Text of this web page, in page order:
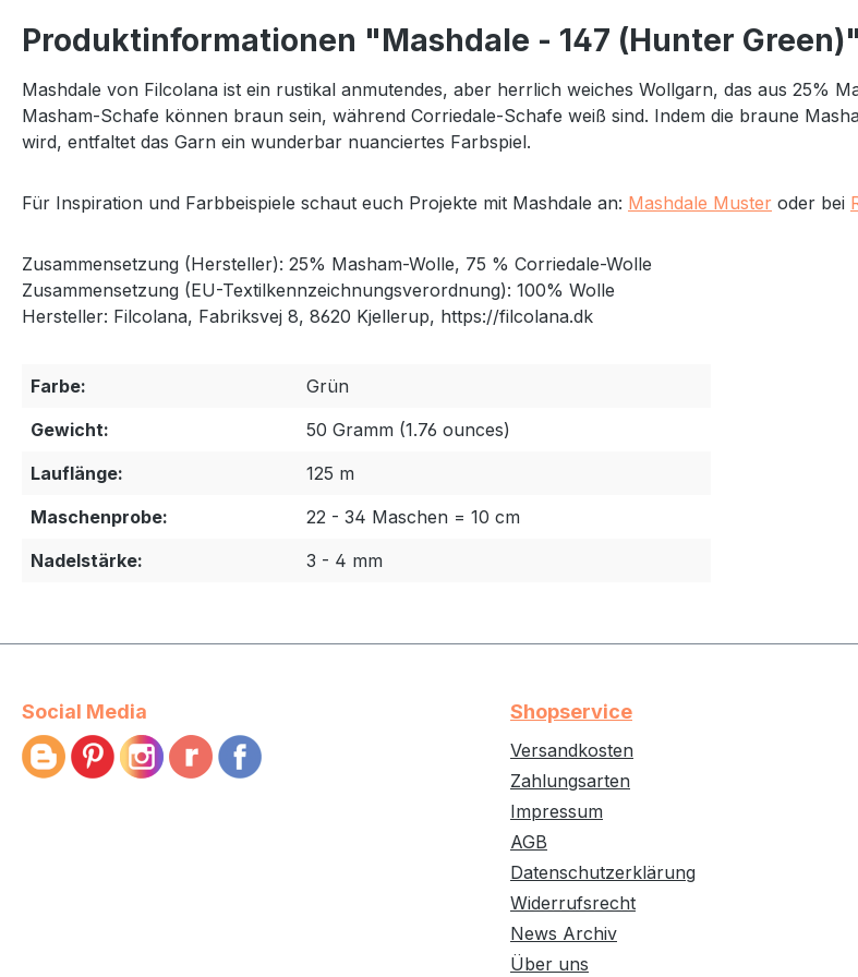
Produktinformationen "Mashdale - 147 (Hunter Green)"
Mashdale von Filcolana ist ein rustikal anmutendes, aber herrlich weiches Wollgarn, das aus 25%
Masham-Schafe können braun sein, während Corriedale-Schafe weiß sind. Indem die braune
wird, entfaltet das Garn ein wunderbar nuanciertes Farbspiel.
Für Inspiration und Farbbeispiele schaut euch Projekte mit Mashdale an: Mashdale Muster oder bei
Zusammensetzung (Hersteller): 25% Masham-Wolle, 75 % Corriedale-Wolle
Zusammensetzung (EU-Textilkennzeichnungsverordnung): 100% Wolle
Hersteller: Filcolana, Fabriksvej 8, 8620 Kjellerup, https://filcolana.dk
Farbe:
Grün
Gewicht:
50 Gramm (1.76 ounces)
Lauflänge:
125 m
Maschenprobe:
22 - 34 Maschen = 10 cm
Nadelstärke:
3 - 4 mm
Social Media Shopservice
Versandkosten
Zahlungsarten
Impressum
AGB
Datenschutzerklärung
Widerrufsrecht
News Archiv
Über uns